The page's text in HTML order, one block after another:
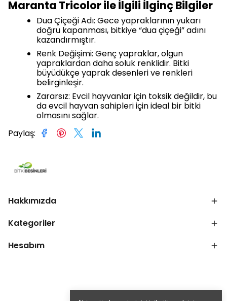
Maranta Tricolor ile İlgili İlginç Bilgiler
Dua Çiçeği Adı: Gece yapraklarının yukarı
doğru kapanması, bitkiye “dua çiçeği” adını
kazandırmıştır.
Renk Değişimi: Genç yapraklar, olgun
yapraklardan daha soluk renklidir. Bitki
büyüdükçe yaprak desenleri ve renkleri
belirginleşir.
Zararsız: Evcil hayvanlar için toksik değildir, bu
da evcil hayvan sahipleri için ideal bir bitki
olmasını sağlar.
Paylaş:
Hakkımızda
Kategoriler
Hesabım